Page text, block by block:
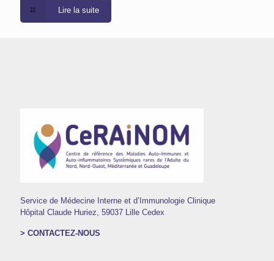
Lire la suite
Service de Médecine Interne et d’Immunologie Clinique
Hôpital Claude Huriez, 59037 Lille Cedex
> CONTACTEZ-NOUS